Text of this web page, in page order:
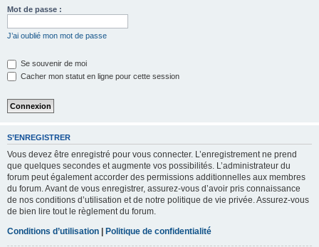
Mot de passe :
J’ai oublié mon mot de passe
Se souvenir de moi
Cacher mon statut en ligne pour cette session
S’ENREGISTRER
Vous devez être enregistré pour vous connecter. L’enregistrement ne prend
que quelques secondes et augmente vos possibilités. L’administrateur du
forum peut également accorder des permissions additionnelles aux membres
du forum. Avant de vous enregistrer, assurez-vous d’avoir pris connaissance
de nos conditions d’utilisation et de notre politique de vie privée. Assurez-vous
de bien lire tout le règlement du forum.
Conditions d’utilisation | Politique de confidentialité